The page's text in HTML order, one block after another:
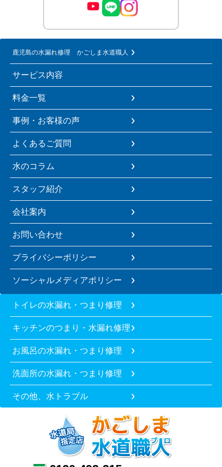
鹿児島の水漏れ修理 かごしま水道職人
サービス内容
料金一覧
事例・お客様の声
よくあるご質問
水のコラム
スタッフ紹介
会社案内
お問い合わせ
プライバシーポリシー
ソーシャルメディアポリシー
トイレの水漏れ・つまり修理
キッチンのつまり・水漏れ修理
お風呂の水漏れ・つまり修理
洗面所の水漏れ・つまり修理
その他、水トラブル